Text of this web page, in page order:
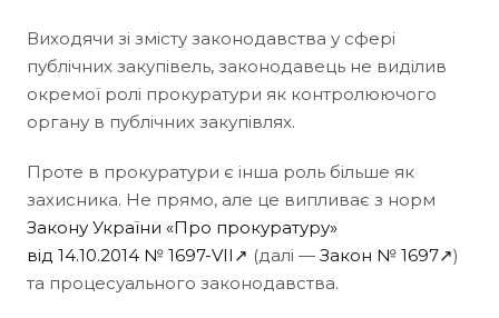
Виходячи зі змісту законодавства у сфері
публічних закупівель, законодавець не виділив
окремої ролі прокуратури як контролюючого
органу в публічних закупівлях.
Проте в прокуратури є інша роль більше як
захисника. Не прямо, але це випливає з норм
Закону України «Про прокуратуру»
від 14.10.2014 № 1697-VII↗ (далі — Закон № 1697↗)
та процесуального законодавства.